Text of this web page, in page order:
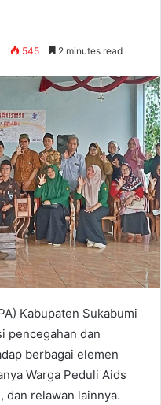
545 2 minutes read
Kabupaten Sukabumi
pencegahan dan
berbagai elemen
Warga Peduli Aids
dan relawan lainnya.